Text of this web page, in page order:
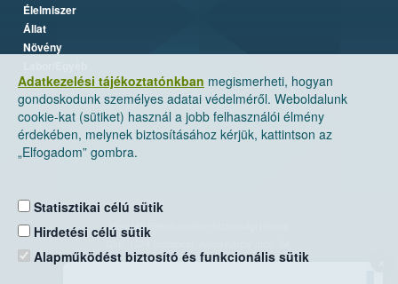
Adatkezelési tájékoztatónkban megismerheti, hogyan
gondoskodunk személyes adatai védelméről. Weboldalunk
cookie-kat (sütiket) használ a jobb felhasználói élmény
érdekében, melynek biztosításához kérjük, kattintson az
„Elfogadom” gombra.
Statisztikai célú sütik
Hirdetési célú sütik
Alapműködést biztosító és funkcionális sütik
Élelmiszer
Állat
Növény
Nemzeti Élelmiszerlánc-biztonsági Hivatal
Levelezési cím: 1525 Budapest. Pf. 30.